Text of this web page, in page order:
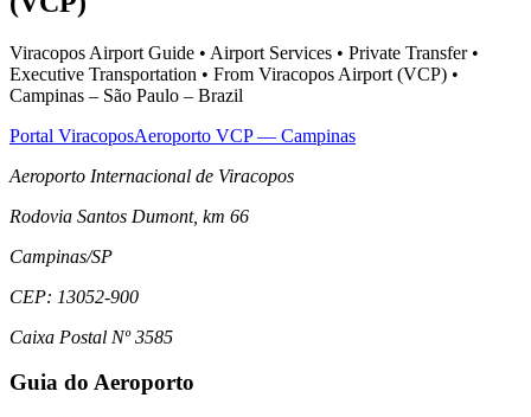
Viracopos Airport Guide • Airport Services • Private Transfer •
Executive Transportation • From Viracopos Airport (VCP) •
Campinas – São Paulo – Brazil
Portal ViracoposAeroporto VCP — Campinas
Aeroporto Internacional de Viracopos
Rodovia Santos Dumont, km 66
Campinas/SP
CEP: 13052-900
Caixa Postal Nº 3585
Guia do Aeroporto